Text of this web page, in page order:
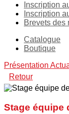
Inscription
Inscription
Brevets des
Catalogue
Boutique
Présentation
Retour
Stage équipe